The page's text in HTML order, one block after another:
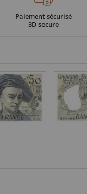
Paiement sécurisé
3D secure